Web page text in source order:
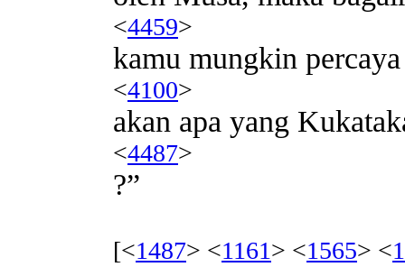
<4459>
kamu mungkin percaya
<4100>
akan apa yang
<4487>
?”
[<1487> <1161> <1565> <